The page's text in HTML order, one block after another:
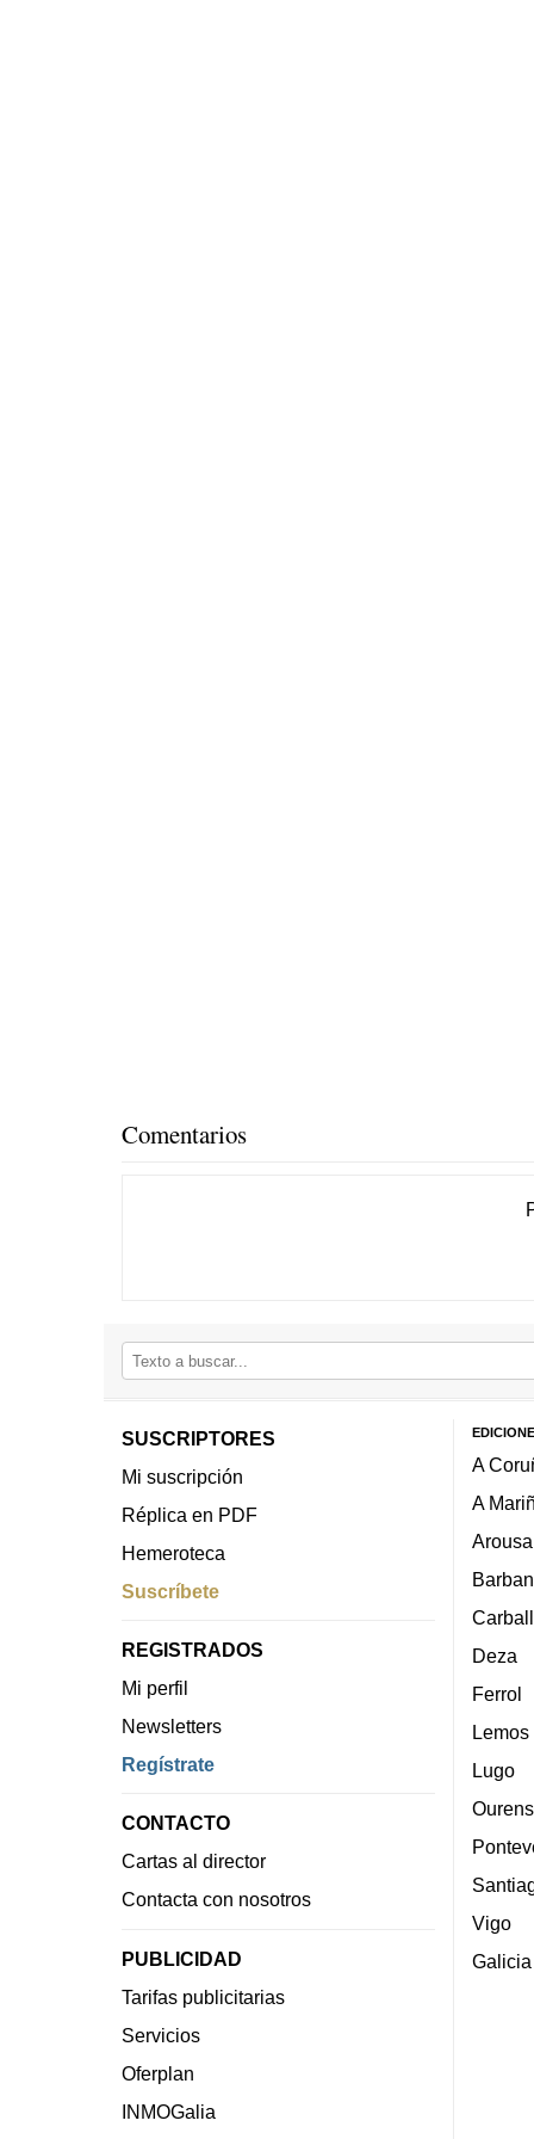
Comentarios
SUSCRIPTORES
Mi suscripción
Réplica en PDF
Hemeroteca
Suscríbete
REGISTRADOS
Mi perfil
Newsletters
Regístrate
CONTACTO
Cartas al director
Contacta con nosotros
PUBLICIDAD
Tarifas publicitarias
Servicios
Oferplan
INMOGalia
A
A
Arousa
Deza
Ferrol
Lemos
Lugo
Vigo